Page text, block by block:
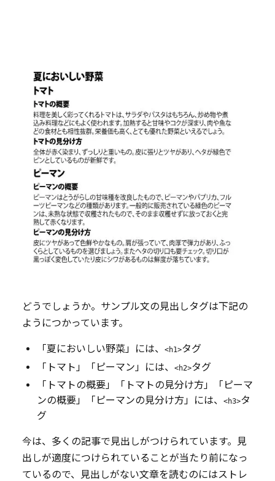
どうでしょうか。サンプル文の見出しタグは下記の
ようにつかっています。
「夏においしい野菜」には、 <h1>タグ
「トマト」「ピーマン」には、
<h2>タグ
「トマトの概要」「トマトの見分け方」「ピーマ
ンの概要」「ピーマンの見分け方」には、
<h3>タ
グ
今は、多くの記事で見出しがつけられています。見
出しが適度につけられていることが当たり前になっ
ているので、見出しがない文章を読むのにはストレ